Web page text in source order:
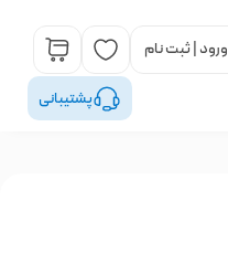
ورود | ثبت نام
پشتیبانی